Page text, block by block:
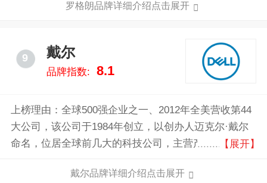
能正常运行。罗格朗品牌详细介绍点击展开
9 戴尔
品牌指数: 8.1
上榜理由：全球500强企业之一、2012年全美营收第44
大公司，该公司于1984年创立，以创办人迈克尔·戴尔
命名，位居全球前几大的科技公司，主营产品包括个人
计算机周边设备。戴尔同时也贩售HDTV、照相机、打
【展开】
戴尔品牌详细介绍点击展开